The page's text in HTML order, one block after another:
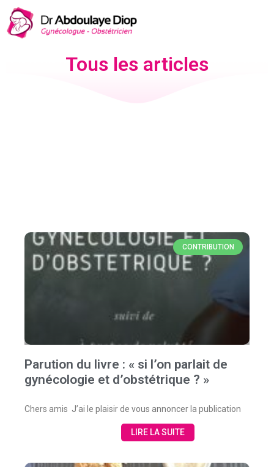
Tous les articles
CONTRIBUTION
Parution du livre : « si l’on parlait de
gynécologie et d’obstétrique ? »
Chers amis J’ai le plaisir de vous annoncer la publication
LIRE LA SUITE